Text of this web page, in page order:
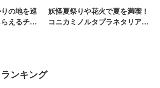
の地を巡
えるチャ
妖怪夏祭りや花火で夏を満喫！
コニカミノルタプラネタリア
ンキング